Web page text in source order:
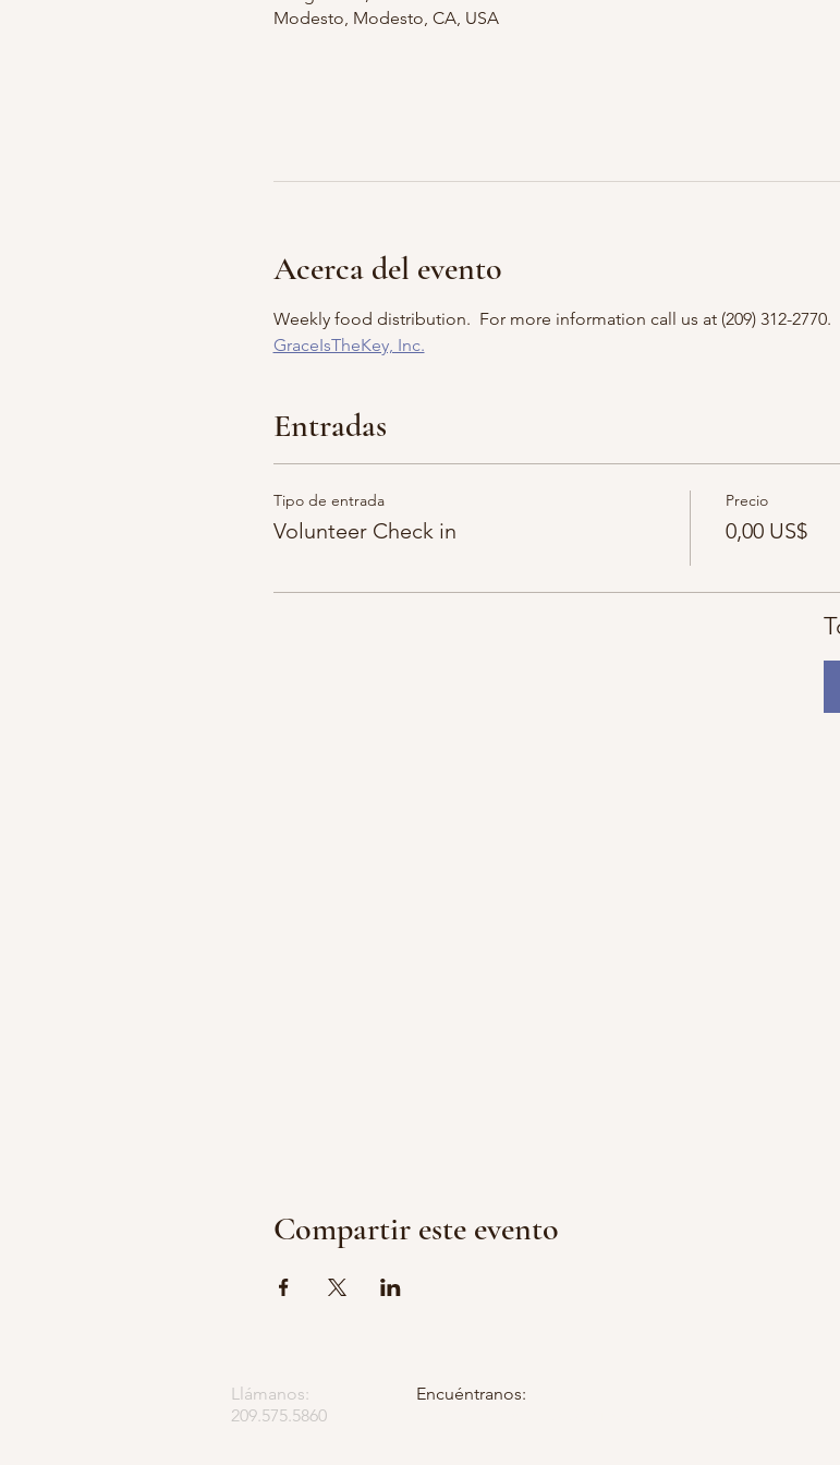
Modesto, Modesto, CA, USA
Acerca del evento
Weekly food distribution.  For more information call us at (209) 312-2770.
GraceIsTheKey, Inc.
Entradas
Tipo de entrada
Volunteer Check in
Precio
0,00 US$
Compartir este evento
Llámanos:
209.575.5860
Encuéntranos: